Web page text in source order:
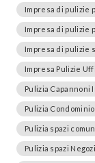
Impresa di pulizie
Impresa di pulizie
Impresa di pulizie
Impresa Pulizie
Pulizia Capannoni
Pulizia Condominio
Pulizia spazi
Pulizia spazi